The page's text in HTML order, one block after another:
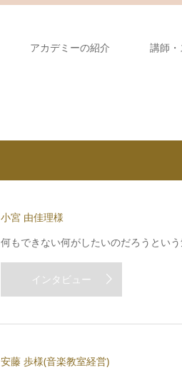
アカデミーの紹介 講師・
小宮 由佳理様
何もできない何がしたいのだろうとい
インタビュー
安藤 歩様(音楽教室経営)